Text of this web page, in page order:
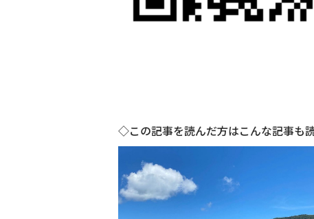
◇この記事を読んだ方はこんな記事も読